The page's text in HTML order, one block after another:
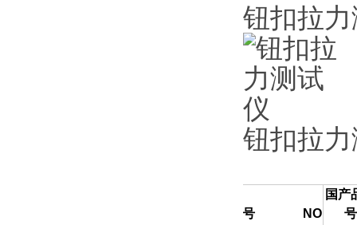
钮扣拉力
钮扣拉力
序号NO
国产
号